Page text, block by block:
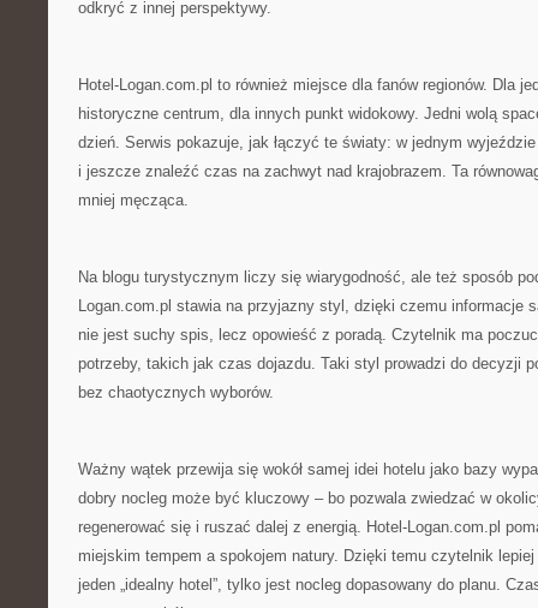
odkryć z innej perspektywy.
Hotel-Logan.com.pl to również miejsce dla fanów regionów. Dla
historyczne centrum, dla innych punkt widokowy. Jedni wolą
dzień. Serwis pokazuje, jak łączyć te światy: w jednym
i jeszcze znaleźć czas na zachwyt nad krajobrazem. Ta
mniej męcząca.
Na blogu turystycznym liczy się wiarygodność, ale też sposób
Logan.com.pl stawia na przyjazny styl, dzięki czemu informacje
nie jest suchy spis, lecz opowieść z poradą. Czytelnik ma
potrzeby, takich jak czas dojazdu. Taki styl prowadzi do decyzji
bez chaotycznych wyborów.
Ważny wątek przewija się wokół samej idei hotelu jako bazy
dobry nocleg może być kluczowy – bo pozwala zwiedzać w
regenerować się i ruszać dalej z energią. Hotel-Logan.com.pl
miejskim tempem a spokojem natury. Dzięki temu czytelnik
jeden „idealny hotel”, tylko jest nocleg dopasowany do planu.